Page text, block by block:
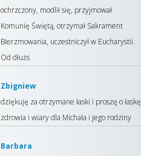
ochrzczony, modlił się, przyjmował
Komunię Świętą, otrzymał Sakrament
Bierzmowania, uczestniczył w Eucharystii.
Od dłużs
Zbigniew
dziękuję za otrzymane łaski i proszę o łaskę
zdrowia i wiary dla Michała i jego rodziny
Barbara